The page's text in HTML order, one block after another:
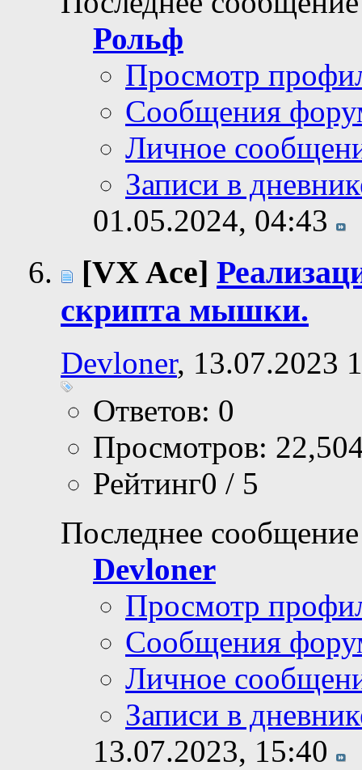
Рольф
Просмотр
Сообщения
Личное
Записи в
01.05.2024, 04:43
[VX Ace]
скрипта мышки.
Devloner, 13.07.2023
Ответов: 0
Просмотров:
Рейтинг0 / 5
Последнее
Devloner
Просмотр
Сообщения
Личное
Записи в
13.07.2023, 15:40